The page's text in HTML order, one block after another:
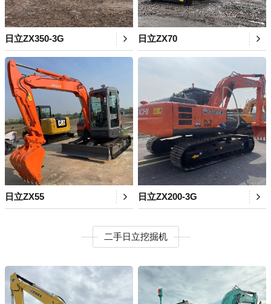
日立ZX350-3G 日立ZX70
日立ZX55 日立ZX200-3G
二手日立挖掘机